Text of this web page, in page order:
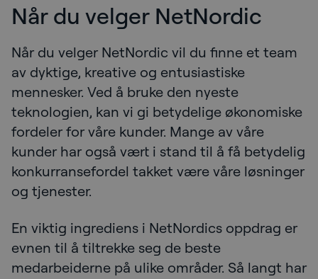
Når du velger NetNordic
Når du velger NetNordic vil du finne et team
av dyktige, kreative og entusiastiske
mennesker. Ved å bruke den nyeste
teknologien, kan vi gi betydelige økonomiske
fordeler for våre kunder. Mange av våre
kunder har også vært i stand til å få betydelig
konkurransefordel takket være våre løsninger
og tjenester.
En viktig ingrediens i NetNordics oppdrag er
evnen til å tiltrekke seg de beste
medarbeiderne på ulike områder. Så langt har